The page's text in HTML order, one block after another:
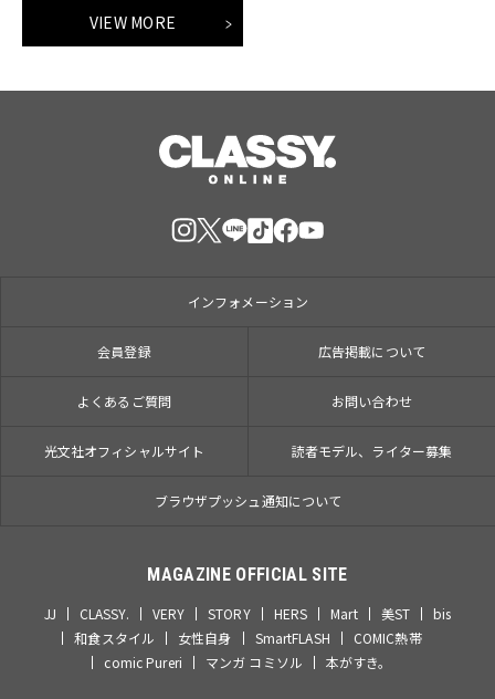
VIEW MORE
インフォメーション
会員登録 広告掲載について
よくあるご質問 お問い合わせ
光文社オフィシャルサイト 読者モデル、ライター募集
ブラウザプッシュ通知について
MAGAZINE OFFICIAL SITE
JJ CLASSY. VERY STORY HERS Mart 美ST
bis
和食スタイル
女性自身 SmartFLASH
COMIC熱帯
comic Pureri
マンガ コミソル 本がすき。